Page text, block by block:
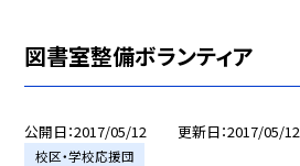
図書室整備ボランティア
公開日 2017/05/12 更新日 2017/05/12
校区・学校応援団